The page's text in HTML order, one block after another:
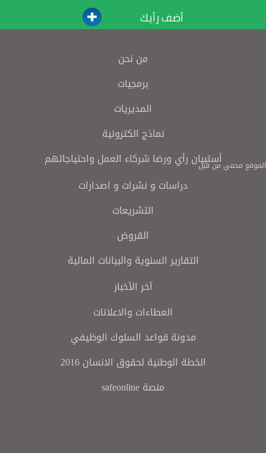
أضف رأيك
من نحن
برمجيات
المديريات
نماذج الكترونية
أستبيان رأي ورضا شركاء العمل واحتياجاتهم
دراسات و نشرات و اصدارات
التشريعات
القروض
التقارير السنوية والبيانات المالية
آخر الأخبار
العطاءات والاعلانات
مدونة قواعد السلوك الوظيفي
الخطة الوطنية لحقوق الانسان 2016
منصة safeonline
الموقع محمي من قبل